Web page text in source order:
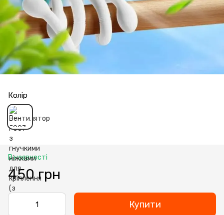
Колір
В наявності
450 грн
Купити